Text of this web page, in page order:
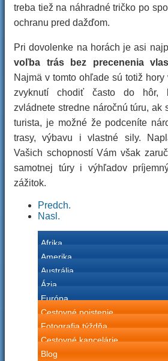
treba tiež na náhradné tričko po
ochranu pred dažďom.
Pri dovolenke na horách je asi
voľba trás bez precenenia
Najmä v tomto ohľade sú totiž
zvyknutí chodiť často do hôr,
zvládnete stredne náročnú túru, ak
turista, je možné že podceníte
trasy, výbavu i vlastné sily.
Vašich schopností Vám však
samotnej túry i výhľadov
zážitok.
Predch.
Nasl.
Afrika
Amerika
Austrália
Ázia
Európa
Cestovné poistenie
Fotografia týždňa
Cestovné kancelárie
Blog